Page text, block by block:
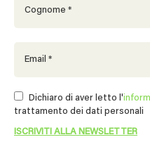
Dichiaro di aver letto l'
trattamento dei dati personali